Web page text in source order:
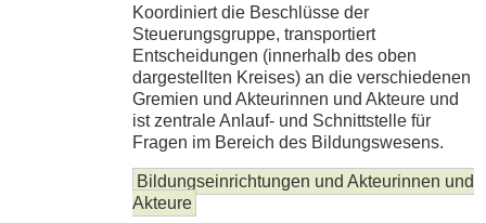
Koordiniert die Beschlüsse der
Steuerungsgruppe, transportiert
Entscheidungen (innerhalb des oben
dargestellten Kreises) an die verschiedenen
Gremien und Akteurinnen und Akteure und
ist zentrale Anlauf- und Schnittstelle für
Fragen im Bereich des Bildungswesens.
Bildungseinrichtungen und Akteurinnen und
Akteure